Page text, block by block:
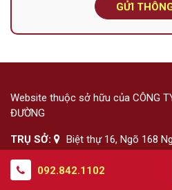
GỬI
Website thuộc sở hữu của CÔNG
ĐƯỜNG
TRỤ SỞ:
Biệt thự 16, Ngõ 168
092.842.1102